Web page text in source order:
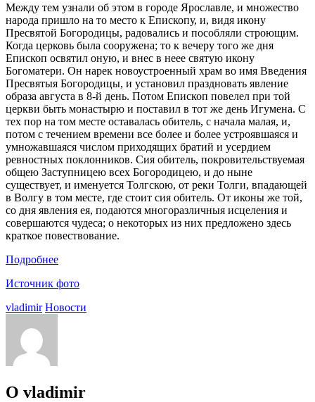
Между тем узнали об этом в городе Ярославле, и множество
народа пришло на то место к Епископу, и, видя икону
Пресвятой Богородицы, радовались и пособляли строющим.
Когда церковь была сооружена; то к вечеру того же дня
Епископ освятил оную, и внес в неее святую икону
Богоматери. Он нарек новоустроенный храм во имя Введения
Пресвятыя Богородицы, и установил праздновать явление
образа августа в 8-й день. Потом Епископ повелел при той
церкви быть монастырю и поставил в тот же день Игумена. С
тех пор на том месте оставалась обитель, с начала малая, и,
потом с течением времени все более и более устроявшаяся и
умножавшаяся числом приходящих братий и усердием
ревностных поклонников. Сия обитель, покровительствуемая
общею Заступницею всех Богородицею, и до ныне
существует, и именуется Толгскою, от реки Толги, впадающей
в Волгу в том месте, где стоит сия обитель. От иконы же той,
со дня явления ея, подаются многоразличныя исцеления и
совершаются чудеса; о некоторых из них предложено здесь
краткое повествование.
Подробнее
Источник фото
vladimir Новости
О vladimir